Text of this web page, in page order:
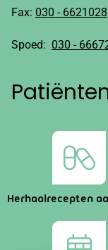
Fax: 030 - 6621028
Spoed: 030 -
Herhaalrecepten